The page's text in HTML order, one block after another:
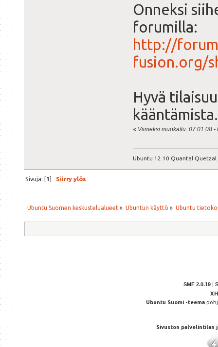
Onneksi
forumilla:
http://
fusion.org/
Hyvä
kääntämista.
« Viimeksi muokattu: 07.01.08
Ubuntu 12.10 Quantal Quetzal
Sivuja: [1] Siirry ylös
Ubuntu Suomen keskustelualueet » Ubuntun käyttö » Ubuntu
SMF 2.0.19
Ubuntu Suomi -teema
Sivuston palvelintilan